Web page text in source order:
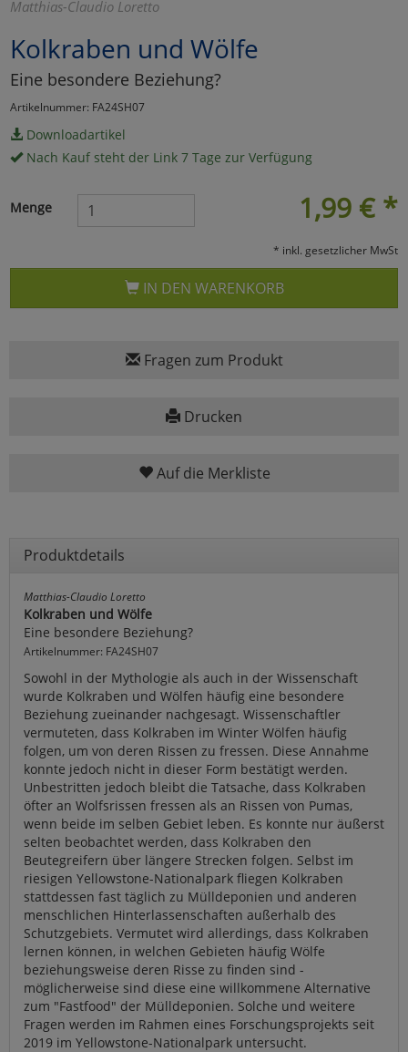
Matthias-Claudio Loretto
Kolkraben und Wölfe
Eine besondere Beziehung?
Artikelnummer: FA24SH07
Downloadartikel
Nach Kauf steht der Link 7 Tage zur Verfügung
1,99 € *
Menge
* inkl. gesetzlicher MwSt
IN DEN WARENKORB
Fragen zum Produkt
Drucken
Auf die Merkliste
Produktdetails
Matthias-Claudio Loretto
Kolkraben und Wölfe
Eine besondere Beziehung?
Artikelnummer: FA24SH07
Sowohl in der Mythologie als auch in der Wissenschaft
wurde Kolkraben und Wölfen häufig eine besondere
Beziehung zueinander nachgesagt. Wissenschaftler
vermuteten, dass Kolkraben im Winter Wölfen häufig
folgen, um von deren Rissen zu fressen. Diese Annahme
konnte jedoch nicht in dieser Form bestätigt werden.
Unbestritten jedoch bleibt die Tatsache, dass Kolkraben
öfter an Wolfsrissen fressen als an Rissen von Pumas,
wenn beide im selben Gebiet leben. Es konnte nur äußerst
selten beobachtet werden, dass Kolkraben den
Beutegreifern über längere Strecken folgen. Selbst im
riesigen Yellowstone-Nationalpark fliegen Kolkraben
stattdessen fast täglich zu Mülldeponien und anderen
menschlichen Hinterlassenschaften außerhalb des
Schutzgebiets. Vermutet wird allerdings, dass Kolkraben
lernen können, in welchen Gebieten häufig Wölfe
beziehungsweise deren Risse zu finden sind -
möglicherweise sind diese eine willkommene Alternative
zum "Fastfood" der Mülldeponien. Solche und weitere
Fragen werden im Rahmen eines Forschungsprojekts seit
2019 im Yellowstone-Nationalpark untersucht.
Umfragetools
Cookies
Alle Akzeptieren
Cookies
Einstellungen speichern
zurück